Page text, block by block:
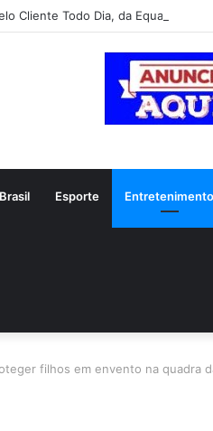
Cliente Todo Dia, da Equatorial
Brasil Esporte Entretenimento
filhos em envento na quadra